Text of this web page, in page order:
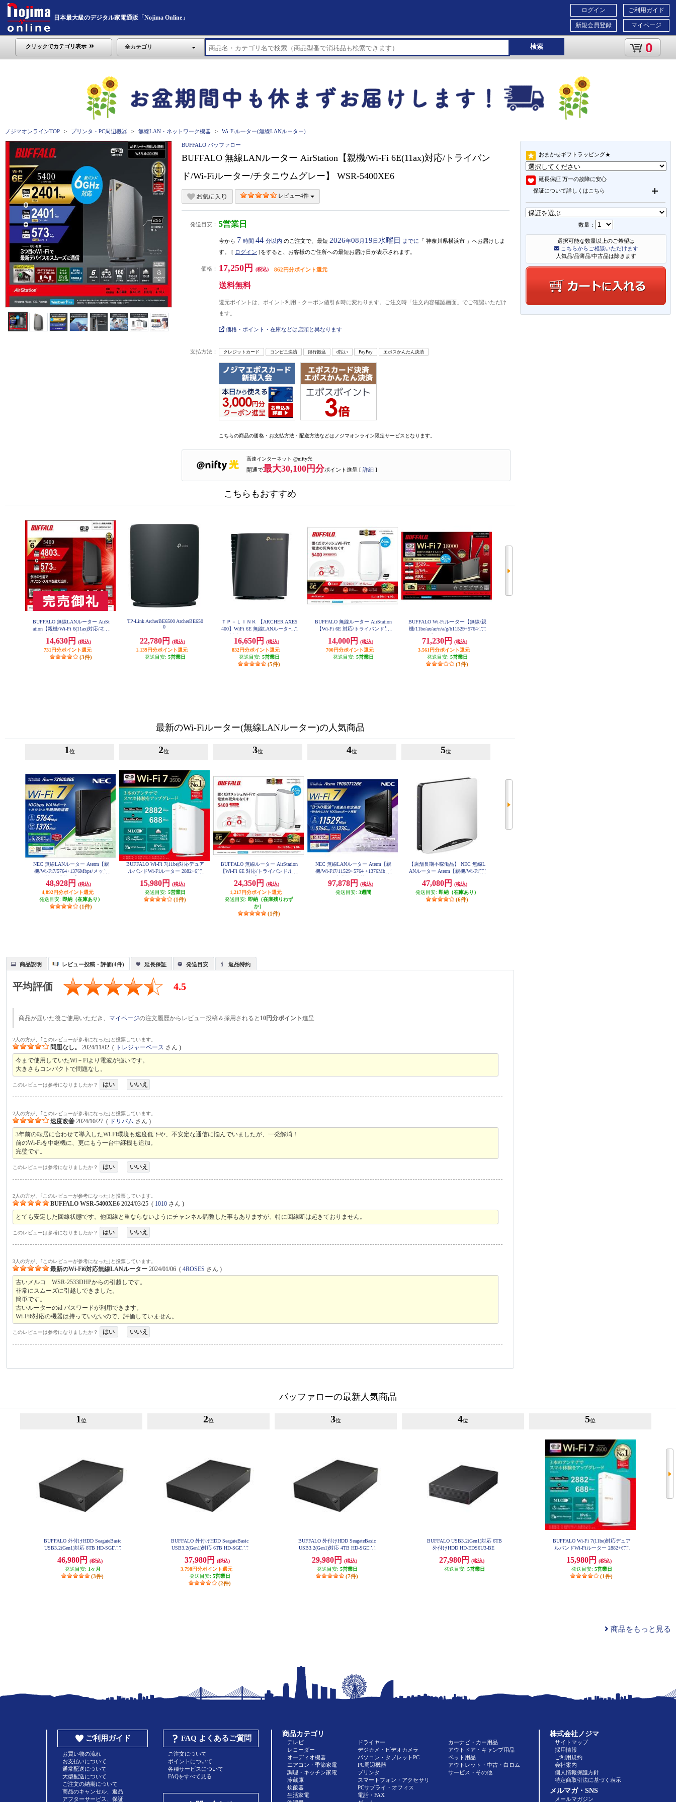
日本最大級のデジタル家電通販「Nojima Online」
ご利用ガイド
マイページ
ログイン
新規会員登録
クリックでカテゴリ表示 全カテゴリ 検索 0
ノジマオンラインTOP プリンタ・PC周辺機器 無線LAN・ネットワーク機器 Wi-Fiルーター(無線LANルーター)
おまかせギフトラッピング★
延長保証 万一の故障に安心
保証について詳しくはこちら
数量：
選択可能な数量以上のご希望は
こちらからご相談いただけます
人気品/品薄品/中古品は除きます
BUFFALO バッファロー
BUFFALO 無線LANルーター AirStation【親機/Wi-Fi 6E(11ax)対応/トライバン
ド/Wi-Fiルーター/チタニウムグレー】 WSR-5400XE6
レビュー4件
発送目安： 5営業日
今から 7 時間 44 分以内 のご注文で、最短 2026年08 月 19日 水曜日 までに 「 神奈川県横浜市 」 へお届けしま
す。 [ ログイン ]をすると、お客様のご住所への最短お届け日が表示されます。
価格： 17,250円 (税込) 862円分ポイント還元
送料無料
還元ポイントは、ポイント利用・クーポン値引き時に変わります。ご注文時「注文内容確認画面」でご確認いただけ
ます。
価格・ポイント・在庫などは店頭と異なります
支払方法： クレジットカード コンビニ決済 銀行振込 d払い PayPay エポスかんたん決済
こちらの商品の価格・お支払方法・配送方法などはノジマオンライン限定サービスとなります。
高速インターネット @nifty光
開通で最大30,100円分ポイント進呈 [ 詳細 ]
こちらもおすすめ
BUFFALO 無線LANルーター AirSt
ation【親機/Wi-Fi 6(11ax)対応/ネッ
ター/ブラック】 WSR-5400AX6P-
BK
14,630円
(税込)
731円分ポイント還元
(3件)
TP-Link ArcherBE6500 ArcherBE650
0
22,780円
(税込)
1,139円分ポイント還元
発送目安: 5営業日
ＴＰ－ＬＩＮＫ 【ARCHER AXE5
400】WiFi 6E 無線LANルーター 6
2402+574Mbps AXE5400 メッシュ
WiFi 3年保証 ARCHER-AXE5400
16,650円
(税込)
832円分ポイント還元
発送目安: 5営業日
(5件)
BUFFALO 無線ルーター AirStation
【Wi-Fi 6E 対応/トライバンド】
14,000円
(税込)
700円分ポイント還元
発送目安: 5営業日
BUFFALO Wi-Fiルーター【無線/親
機/11be/ax/ac/n/a/g/b11529+5764+68
71,230円
(税込)
3,561円分ポイント還元
発送目安: 5営業日
(3件)
最新のWi-Fiルーター(無線LANルーター)の人気商品
1 位
NEC 無線LANルーター Aterm【親
機/Wi-Fi7/5764+1376Mbps/メッシ
PA7200D8BE
48,928円
(税込)
4,892円分ポイント還元
発送目安: 即納（在庫あり）
(1件)
2位
BUFFALO Wi-Fi 7(11be)対応デュア
ルバンドWi-Fiルーター 2882+688
H
15,980円
(税込)
発送目安: 5営業日
(1件)
3位
BUFFALO 無線ルーター AirStation
【Wi-Fi 6E 対応/トライバンドルー
2S
24,350円
(税込)
1,217円分ポイント還元
発送目安: 即納（在庫残りわず
か）
(1件)
4位
NEC 無線LANルーター Aterm【親
機/Wi-Fi7/11529+5764 +1376Mbps/
合】PA-19000T12BE PA19000T12B
E
97,878円
(税込)
発送目安: 3週間
5位
【店舗長期不稼働品】 NEC 無線L
ANルーター Aterm【親機/Wi-Fi6E/
線ポート/ホワイト/2022年9月モデ
ル】 PA-WX11000T12
47,080円
(税込)
発送目安: 即納（在庫あり）
(6件)
商品説明 レビュー投稿・評価(4件) 延長保証 発送目安 返品特約
平均評価 4.5
商品が届いた後ご使用いただき、 マイページの注文履歴からレビュー投稿＆採用されると 10円分ポイント進呈
2人の方が、｢このレビューが参考になった｣と投票しています。
問題なし。 2024/11/02 ( トレジャーベース さん )
今まで使用していたWi－Fiより電波が強いです。
大きさもコンパクトで問題なし。
このレビューは参考になりましたか？ はい いいえ
2人の方が、｢このレビューが参考になった｣と投票しています。
速度改善 2024/10/27 ( ドリバム さん )
3年前の転居に合わせて導入したWi-Fi環境も速度低下や、不安定な通信に悩んでいましたが、一発解消！
前のWi-Fiを中継機に、更にもう一台中継機も追加。
完璧です。
このレビューは参考になりましたか？ はい いいえ
2人の方が、｢このレビューが参考になった｣と投票しています。
BUFFALO WSR-5400XE6 2024/03/25 ( 1010 さん )
とても安定した回線状態です。他回線と重ならないようにチャンネル調整した事もありますが、特に回線断は起きておりません。
このレビューは参考になりましたか？ はい いいえ
3人の方が、｢このレビューが参考になった｣と投票しています。
最新のWi-Fi6対応無線LANルーター 2024/01/06 (4ROSES さん )
古いメルコ WSR-2533DHPからの引越しです。
非常にスムーズに引越しできました。
簡単です。
古いルーターのid パスワードが利用できます。
Wi-Fi6対応の機器は持っていないので、評価していません。
このレビューは参考になりましたか？ はい いいえ
バッファローの最新人気商品
1 位
BUFFALO 外付けHDD SeagateBasic
USB3.2(Gen1)対応 8TB HD-SGDA8
46,980円
(税込)
発送目安: 1ヶ月
(3件)
2位
BUFFALO 外付けHDD SeagateBasic
USB3.2(Gen1)対応 6TB HD-SGDA6
37,980円
(税込)
3,798円分ポイント還元
発送目安: 5営業日
(2件)
3位
BUFFALO 外付けHDD SeagateBasic
USB3.2(Gen1)対応 4TB HD-SGDA4
29,980円
(税込)
発送目安: 5営業日
(7件)
4位
BUFFALO USB3.2(Gen1)対応 6TB
外付けHDD HD-EDS6U3-BE
27,980円
(税込)
発送目安: 5営業日
5位
BUFFALO Wi-Fi 7(11be)対応デュア
ルバンドWi-Fiルーター 2882+688
H
15,980円
(税込)
発送目安: 5営業日
(1件)
商品をもっと見る
ご利用ガイド
お買い物の流れ
お支払いについて
通常配送について
大型配送について
ご注文の納期について
商品のキャンセル、返品
アフターサービス、保証
FAQ よくあるご質問
ご注文について
ポイントについて
各種サービスについて
FAQをすべて見る
商品カテゴリ
テレビ
レコーダー
オーディオ機器
エアコン・季節家電
調理・キッチン家電
冷蔵庫
炊飯器
生活家電
ドライヤー
デジカメ・ビデオカメラ
パソコン・タブレットPC
PC周辺機器
プリンタ
スマートフォン・アクセサリ
PCサプライ・オフィス
電話・FAX
カーナビ・カー用品
アウトドア・キャンプ用品
ペット用品
アウトレット・中古・白ロム
サービス・その他
株式会社ノジマ
サイトマップ
採用情報
ご利用規約
会社案内
個人情報保護方針
特定商取引法に基づく表示
メルマガ・SNS
メールマガジン